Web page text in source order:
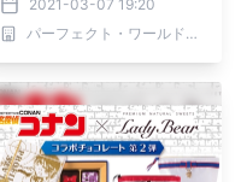
2021-03-07 19:20
パーフェクト・ワールド株式会社